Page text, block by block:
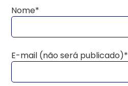
Nome*
E-mail (não será publicado)*